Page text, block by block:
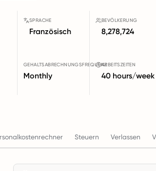
SPRACHE
Französisch
BEVÖLKERUNG
8,278,724
GEHALTSABRECHNUNGSFREQUENZ
Monthly
ARBEITSZEITEN
40 hours/week
Steuern Verlassen